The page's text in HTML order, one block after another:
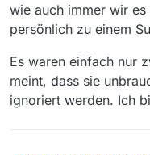
wie auch immer wir
persönlich zu einem
Es waren einfach nur
meint, dass sie
ignoriert werden. Ich